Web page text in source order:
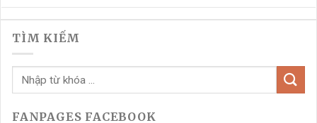
TÌM KIẾM
FANPAGES FACEBOOK